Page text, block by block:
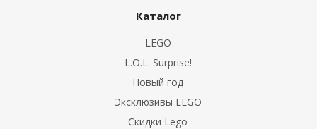
Каталог
LEGO
L.O.L. Surprise!
Новый год
Эксклюзивы LEGO
Скидки Lego